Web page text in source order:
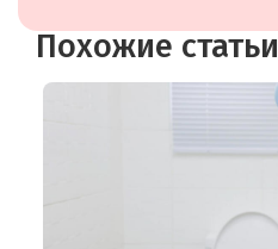
Похожие статьи